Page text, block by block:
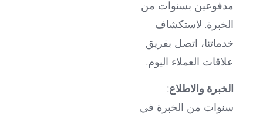
مدفوعين بسنوات من
الخبرة. لاستكشاف
خدماتنا، اتصل بفريق
علاقات العملاء اليوم.
الخبرة والاطلاع:
سنوات من الخبرة في